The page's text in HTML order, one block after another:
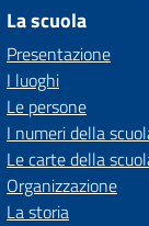
La scuola
Presentazione
I luoghi
Le persone
I numeri della
Le carte della
Organizzazione
La storia